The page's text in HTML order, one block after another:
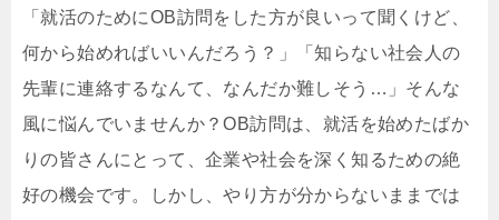
「就活のためにOB訪問をした方が良いって聞くけど、
何から始めればいいんだろう？」「知らない社会人の
先輩に連絡するなんて、なんだか難しそう…」そんな
風に悩んでいませんか？OB訪問は、就活を始めたばか
りの皆さんにとって、企業や社会を深く知るための絶
好の機会です。しかし、やり方が分からないままでは